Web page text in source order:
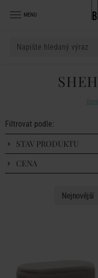
MENU
Filtrovat podle:
STAV PRODUKTU
CENA